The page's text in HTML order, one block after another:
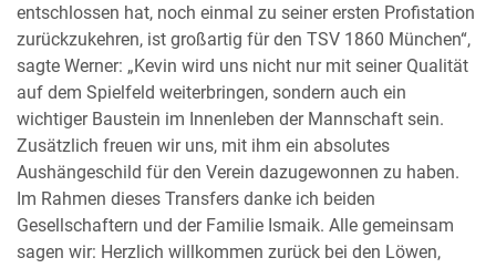
entschlossen hat, noch einmal zu seiner ersten Profistation
zurückzukehren, ist großartig für den TSV 1860 München“,
sagte Werner: „Kevin wird uns nicht nur mit seiner Qualität
auf dem Spielfeld weiterbringen, sondern auch ein
wichtiger Baustein im Innenleben der Mannschaft sein.
Zusätzlich freuen wir uns, mit ihm ein absolutes
Aushängeschild für den Verein dazugewonnen zu haben.
Im Rahmen dieses Transfers danke ich beiden
Gesellschaftern und der Familie Ismaik. Alle gemeinsam
sagen wir: Herzlich willkommen zurück bei den Löwen,